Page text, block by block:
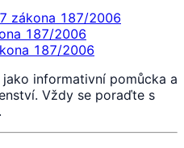
zákona 187/2006
187/2006
187/2006
informativní pomůcka a
Vždy se poraďte s